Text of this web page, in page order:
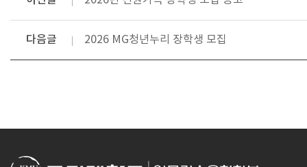
다음글 2026 MG청년누리 장학생 모집